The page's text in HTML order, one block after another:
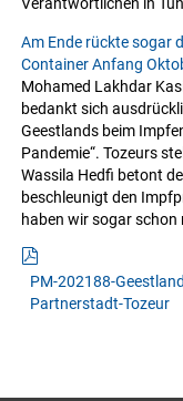
Verantwortlichen in
Am Ende rückte sogar
Container Anfang
Mohamed Lakhdar
bedankt sich
Geestlands beim
Pandemie“. Tozeurs
Wassila Hedfi betont
beschleunigt den
haben wir sogar
PM-202188-
Partnerstadt-Tozeur